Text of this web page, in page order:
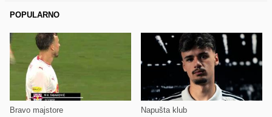
POPULARNO
Bravo majstore Napušta klub